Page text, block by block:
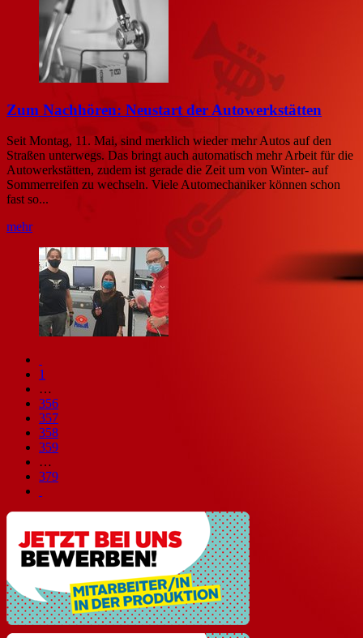
Zum Nachhören: Neustart der Autowerkstätten
Seit Montag, 11. Mai, sind merklich wieder mehr Autos auf den
Straßen unterwegs. Das bringt auch automatisch mehr Arbeit für die
Autowerkstätten, zudem ist gerade die Zeit um von Winter- auf
Sommerreifen zu wechseln. Viele Automechaniker können schon
fast so...
mehr
1
…
356
357
358
359
…
379